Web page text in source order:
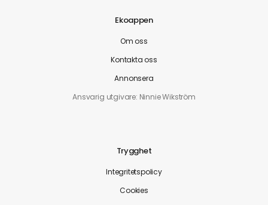
Ekoappen
Om oss
Kontakta oss
Annonsera
Ansvarig utgivare: Ninnie Wikström
Trygghet
Integritetspolicy
Cookies